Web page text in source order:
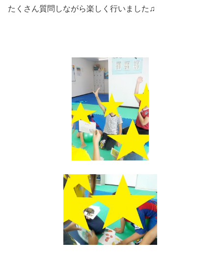
たくさん質問しながら楽しく行いました♫